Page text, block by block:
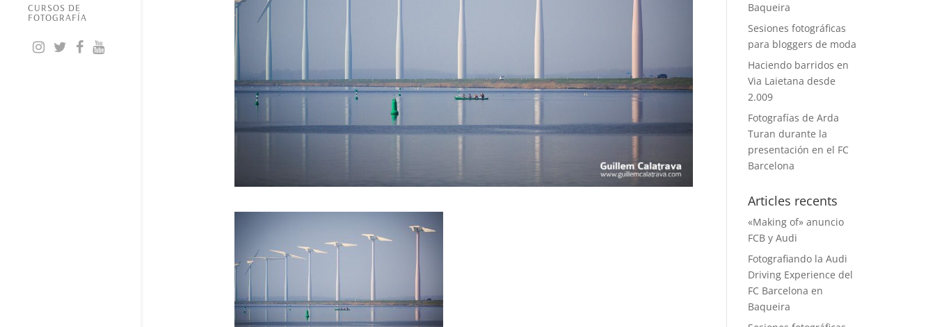
CURSOS DE
FOTOGRAFÍA
Baqueira
Sesiones fotográficas
para bloggers de moda
Haciendo barridos en
Via Laietana desde
2.009
Fotografías de Arda
Turan durante la
presentación en el FC
Barcelona
Articles recents
«Making of» anuncio
FCB y Audi
Fotografiando la Audi
Driving Experience del
FC Barcelona en
Baqueira